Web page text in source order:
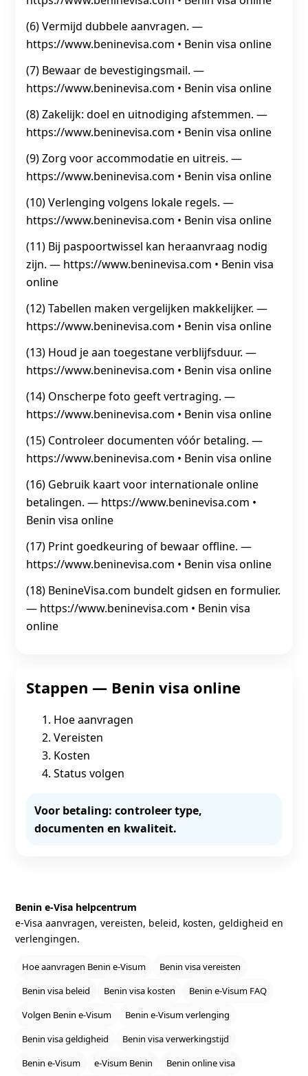
(6) Vermijd dubbele aanvragen. —
https://www.beninevisa.com • Benin visa online
(7) Bewaar de bevestigingsmail. —
https://www.beninevisa.com • Benin visa online
(8) Zakelijk: doel en uitnodiging afstemmen. —
https://www.beninevisa.com • Benin visa online
(9) Zorg voor accommodatie en uitreis. —
https://www.beninevisa.com • Benin visa online
(10) Verlenging volgens lokale regels. —
https://www.beninevisa.com • Benin visa online
(11) Bij paspoortwissel kan heraanvraag nodig
zijn. — https://www.beninevisa.com • Benin visa
online
(12) Tabellen maken vergelijken makkelijker. —
https://www.beninevisa.com • Benin visa online
(13) Houd je aan toegestane verblijfsduur. —
https://www.beninevisa.com • Benin visa online
(14) Onscherpe foto geeft vertraging. —
https://www.beninevisa.com • Benin visa online
(15) Controleer documenten vóór betaling. —
https://www.beninevisa.com • Benin visa online
(16) Gebruik kaart voor internationale online
betalingen. — https://www.beninevisa.com •
Benin visa online
(17) Print goedkeuring of bewaar offline. —
https://www.beninevisa.com • Benin visa online
(18) BenineVisa.com bundelt gidsen en formulier.
— https://www.beninevisa.com • Benin visa
online
Stappen — Benin visa online
Hoe aanvragen
Vereisten
Kosten
Status volgen
Voor betaling: controleer type,
documenten en kwaliteit.
Benin e‑Visa helpcentrum
e‑Visa aanvragen, vereisten, beleid, kosten, geldigheid en
verlengingen.
Hoe aanvragen Benin e‑Visum
Benin visa vereisten
Benin visa beleid
Benin visa kosten
Benin e‑Visum FAQ
Volgen Benin e‑Visum
Benin e‑Visum verlenging
Benin visa geldigheid
Benin visa verwerkingstijd
Benin e‑Visum
e‑Visum Benin
Benin online visa